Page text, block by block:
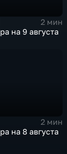
2 мин
на 9 августа
2 мин
на 8 августа